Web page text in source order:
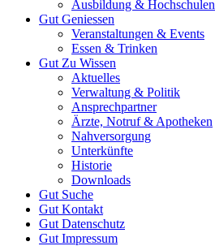
Ausbildung & Hochschulen
Gut Geniessen
Veranstaltungen & Events
Essen & Trinken
Gut Zu Wissen
Aktuelles
Verwaltung & Politik
Ansprechpartner
Ärzte, Notruf & Apotheken
Nahversorgung
Unterkünfte
Historie
Downloads
Gut Suche
Gut Kontakt
Gut Datenschutz
Gut Impressum